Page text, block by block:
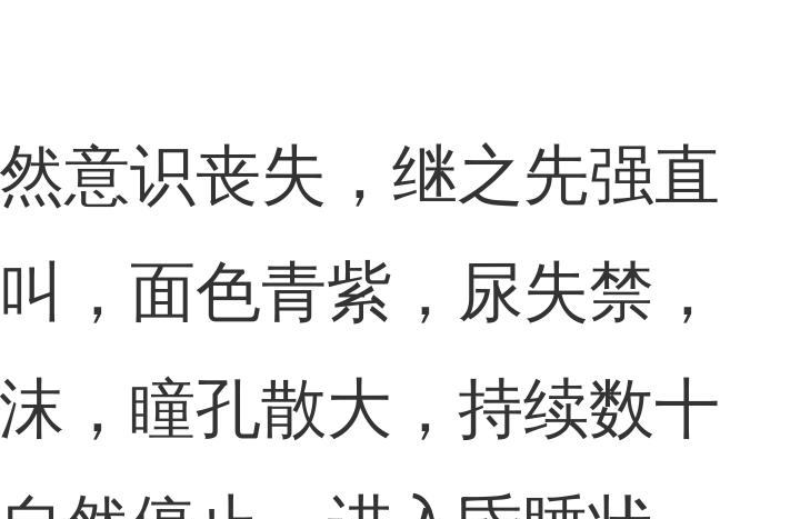
意识丧失，继之先强直
，面色青紫，尿失禁，
，瞳孔散大，持续数十